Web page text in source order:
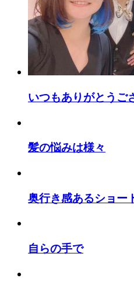
いつもありがとうご
髪の悩みは様々
奥行き感あるショー
自らの手で